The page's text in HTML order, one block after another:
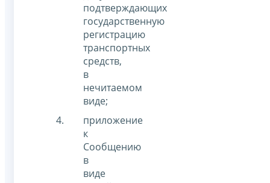
подтверждающих
государственную
регистрацию
транспортных
средств,
в
нечитаемом
виде;
приложение
к
Сообщению
в
виде